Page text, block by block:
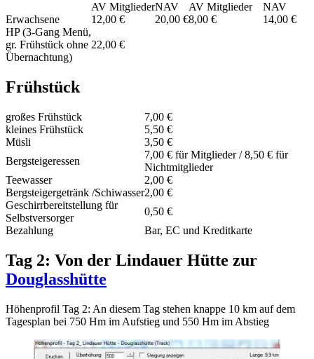
AV MitgliederNAV AV Mitglieder
NAV
Erwachsene
12,00 € 20,00 €8,00 €
14,00 €
HP (3-Gang Menü,
gr. Frühstück ohne
Übernachtung)
22,00 €
Frühstück
großes Frühstück
7,00 €
kleines Frühstück
5,50 €
Müsli
3,50 €
Bergsteigeressen
7,00 € für Mitglieder / 8,50 € für
Nichtmitglieder
Teewasser
2,00 €
Bergsteigergetränk /Schiwasser2,00 €
Geschirrbereitstellung für
Selbstversorger
0,50 €
Bezahlung
Bar, EC und Kreditkarte
Tag 2: Von der Lindauer Hütte zur
Douglasshütte
Höhenprofil Tag 2: An diesem Tag stehen knappe 10 km auf dem
Tagesplan bei 750 Hm im Aufstieg und 550 Hm im Abstieg